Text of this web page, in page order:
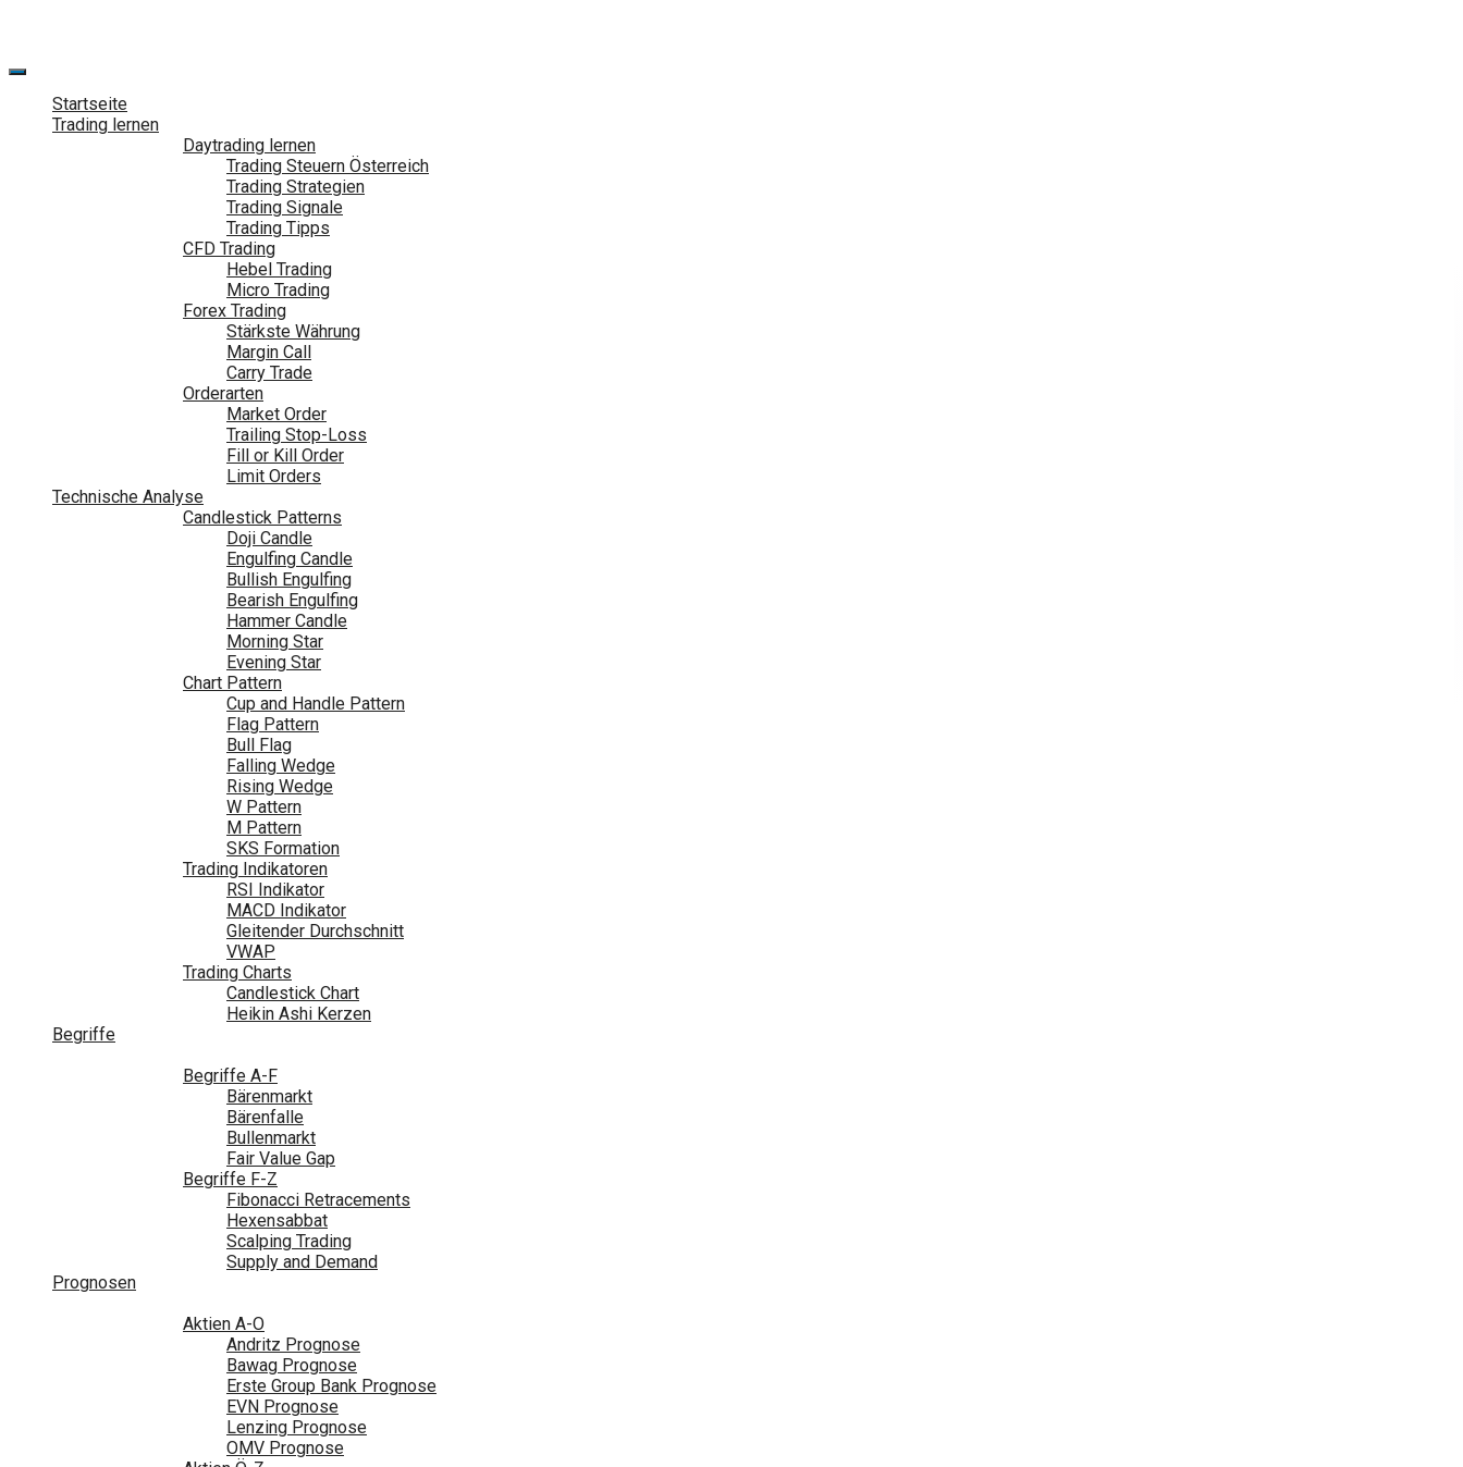
springen
Startseite
Trading lernen
Daytrading lernen
Trading Steuern Österreich
Trading Strategien
Trading Signale
Trading Tipps
CFD Trading
Hebel Trading
Micro Trading
Forex Trading
Stärkste Währung
Margin Call
Carry Trade
Orderarten
Market Order
Trailing Stop-Loss
Fill or Kill Order
Limit Orders
Technische Analyse
Candlestick Patterns
Doji Candle
Engulfing Candle
Bullish Engulfing
Bearish Engulfing
Hammer Candle
Morning Star
Evening Star
Chart Pattern
Cup and Handle Pattern
Flag Pattern
Bull Flag
Falling Wedge
Rising Wedge
W Pattern
M Pattern
SKS Formation
Trading Indikatoren
RSI Indikator
MACD Indikator
Gleitender Durchschnitt
VWAP
Trading Charts
Candlestick Chart
Heikin Ashi Kerzen
Begriffe
Begriffe A-F
Bärenmarkt
Bärenfalle
Bullenmarkt
Fair Value Gap
Begriffe F-Z
Fibonacci Retracements
Hexensabbat
Scalping Trading
Supply and Demand
Prognosen
Aktien A-O
Andritz Prognose
Bawag Prognose
Erste Group Bank Prognose
EVN Prognose
Lenzing Prognose
OMV Prognose